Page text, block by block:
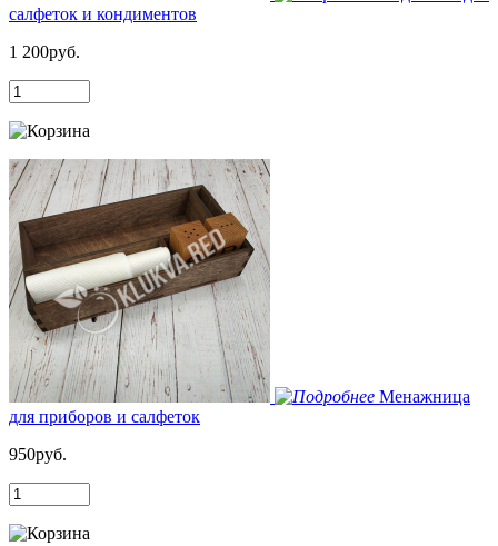
салфеток и кондиментов
1 200руб.
Менажница
для приборов и салфеток
950руб.